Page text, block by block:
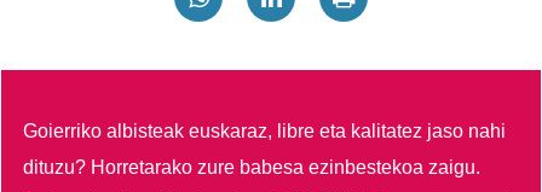
Goierriko albisteak euskaraz, libre eta kalitatez jaso nahi
dituzu? Horretarako zure babesa ezinbestekoa zaigu.